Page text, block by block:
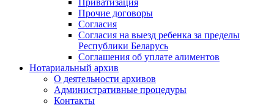
Прочие договоры
Согласия
Согласия на выезд ребенка за пределы
Республики Беларусь
Соглашения об уплате алиментов
Нотариальный архив
О деятельности архивов
Административные процедуры
Контакты